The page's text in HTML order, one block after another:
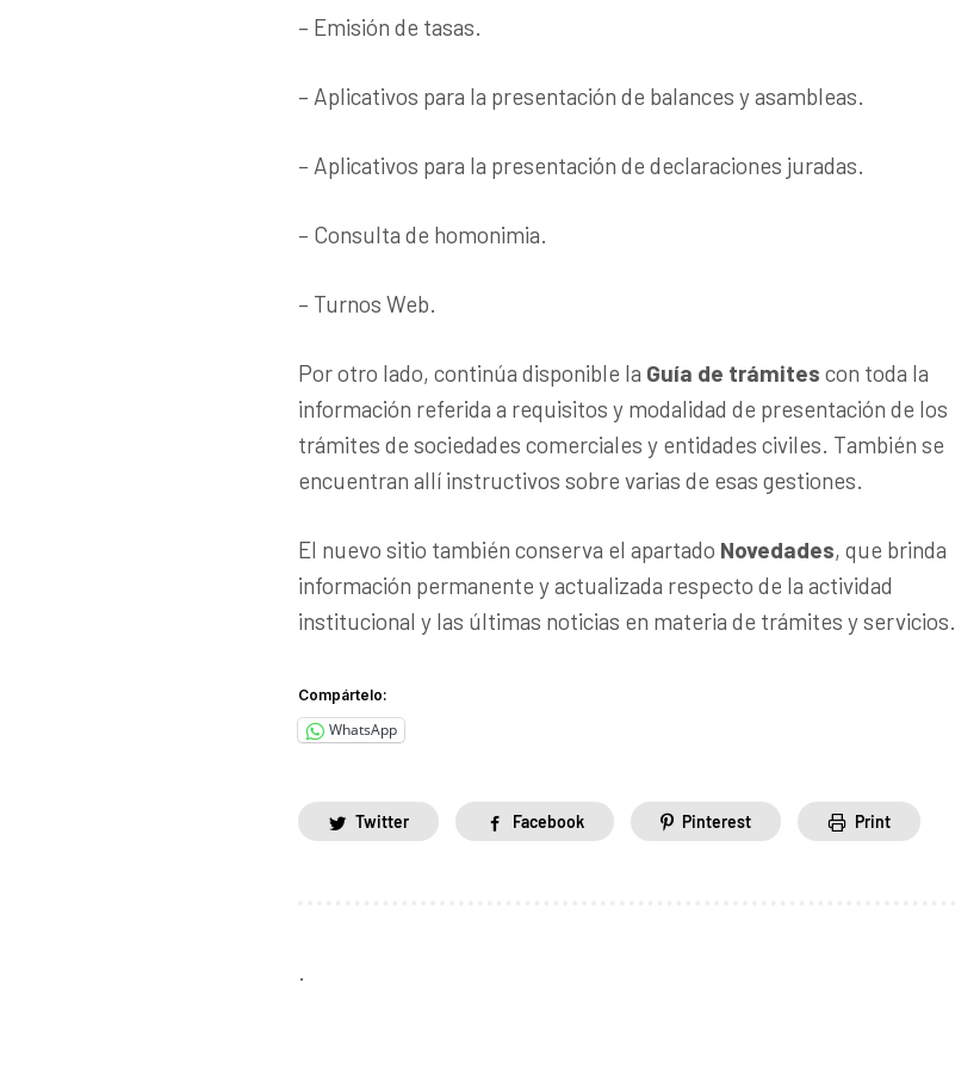
– Emisión de tasas.
– Aplicativos para la presentación de balances y asambleas.
– Aplicativos para la presentación de declaraciones juradas.
– Consulta de homonimia.
– Turnos Web.
Por otro lado, continúa disponible la Guía de trámites con toda la
información referida a requisitos y modalidad de presentación de los
trámites de sociedades comerciales y entidades civiles. También se
encuentran allí instructivos sobre varias de esas gestiones.
El nuevo sitio también conserva el apartado Novedades, que brinda
información permanente y actualizada respecto de la actividad
institucional y las últimas noticias en materia de trámites y servicios.
Compártelo:
WhatsApp
Twitter Facebook Pinterest Print
.